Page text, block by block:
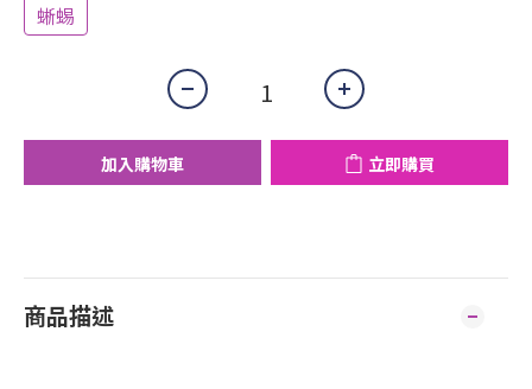
蜥蜴
加入購物車 立即購買
商品描述